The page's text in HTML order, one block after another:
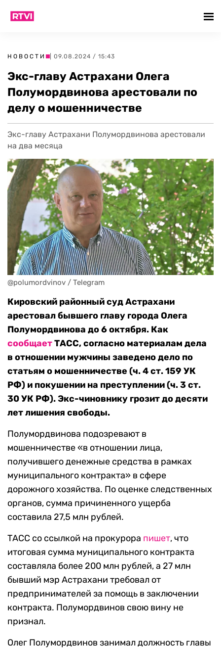
НОВОСТИ | 09.08.2024 / 15:43
Экс-главу Астрахани Олега
Полумордвинова арестовали по
делу о мошенничестве
Экс-главу Астрахани Полумордвинова арестовали
на два месяца
@polumordvinov / Telegram
Кировский районный суд Астрахани
арестовал бывшего главу города Олега
Полумордвинова до 6 октября. Как
сообщаетТАСС, согласно материалам дела
в отношении мужчины заведено дело по
статьям о мошенничестве (ч. 4 ст. 159 УК
РФ) и покушении на преступлении (ч. 3 ст.
30 УК РФ). Экс-чиновнику грозит до десяти
лет лишения свободы.
Полумордвинова подозревают в
мошенничестве «в отношении лица,
получившего денежные средства в рамках
муниципального контракта» в сфере
дорожного хозяйства. По оценке следственных
органов, сумма причиненного ущерба
составила 27,5 млн рублей.
ТАСС со ссылкой на прокурора пишет, что
итоговая сумма муниципального контракта
составляла более 200 млн рублей, а 27 млн
бывший мэр Астрахани требовал от
предпринимателей за помощь в заключении
контракта. Полумордвинов свою вину не
признал.
Олег Полумордвинов занимал должность главы